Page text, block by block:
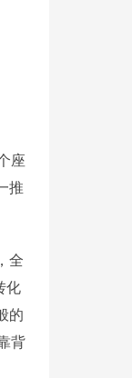
座
推
全
化
的
背